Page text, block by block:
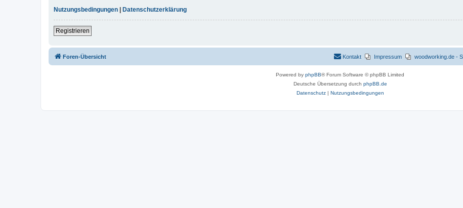
Nutzungsbedingungen
Datenschutzerklärung
Registrieren
Foren-Übersicht woodworking.de -
Impressum
Kontakt
Powered by phpBB® Forum Software © phpBB Limited
Deutsche Übersetzung durch phpBB.de
Datenschutz| Nutzungsbedingungen